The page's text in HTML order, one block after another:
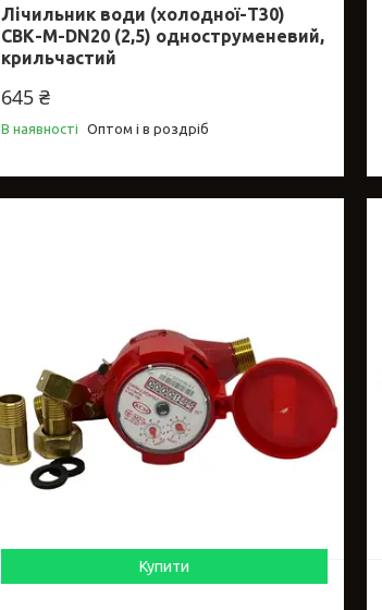
Лічильник води (холодної-Т30)
СВК-М-DN20 (2,5) одноструменевий,
крильчастий
645 ₴
В наявності Оптом і в роздріб
Купити